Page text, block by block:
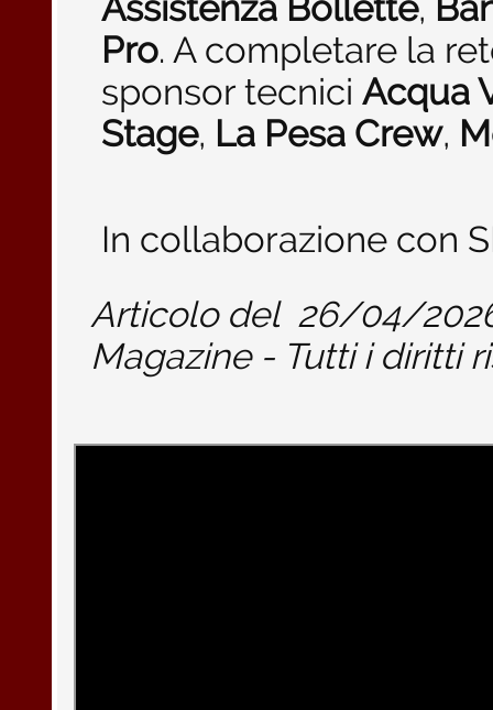
Pro. A completare la
sponsor tecnici Acqua
Stage, La Pesa Crew,
In collaborazione con
Articolo del 26/04/
Magazine - Tutti i diritti